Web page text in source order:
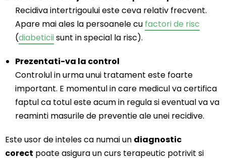
Recidiva intertrigoului este ceva relativ frecvent.
Apare mai ales la persoanele cu factori de risc
(diabeticiisunt in special la risc).
Prezentati-va la control
Controlul in urma unui tratament este foarte
important. E momentul in care medicul va certifica
faptul ca totul este acum in regula si eventual va va
reaminti masurile de preventie ale unei recidive.
Este usor de inteles ca numai un diagnostic
corect poate asigura un curs terapeutic potrivit si